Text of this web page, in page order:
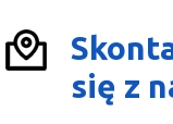
się z